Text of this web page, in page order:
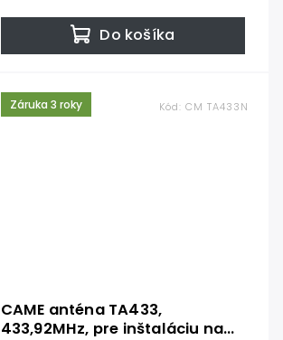
Do košíka
Záruka 3 roky
CAME anténa TA433,
433,92MHz, pre inštaláciu na
Kód: CM TA433N